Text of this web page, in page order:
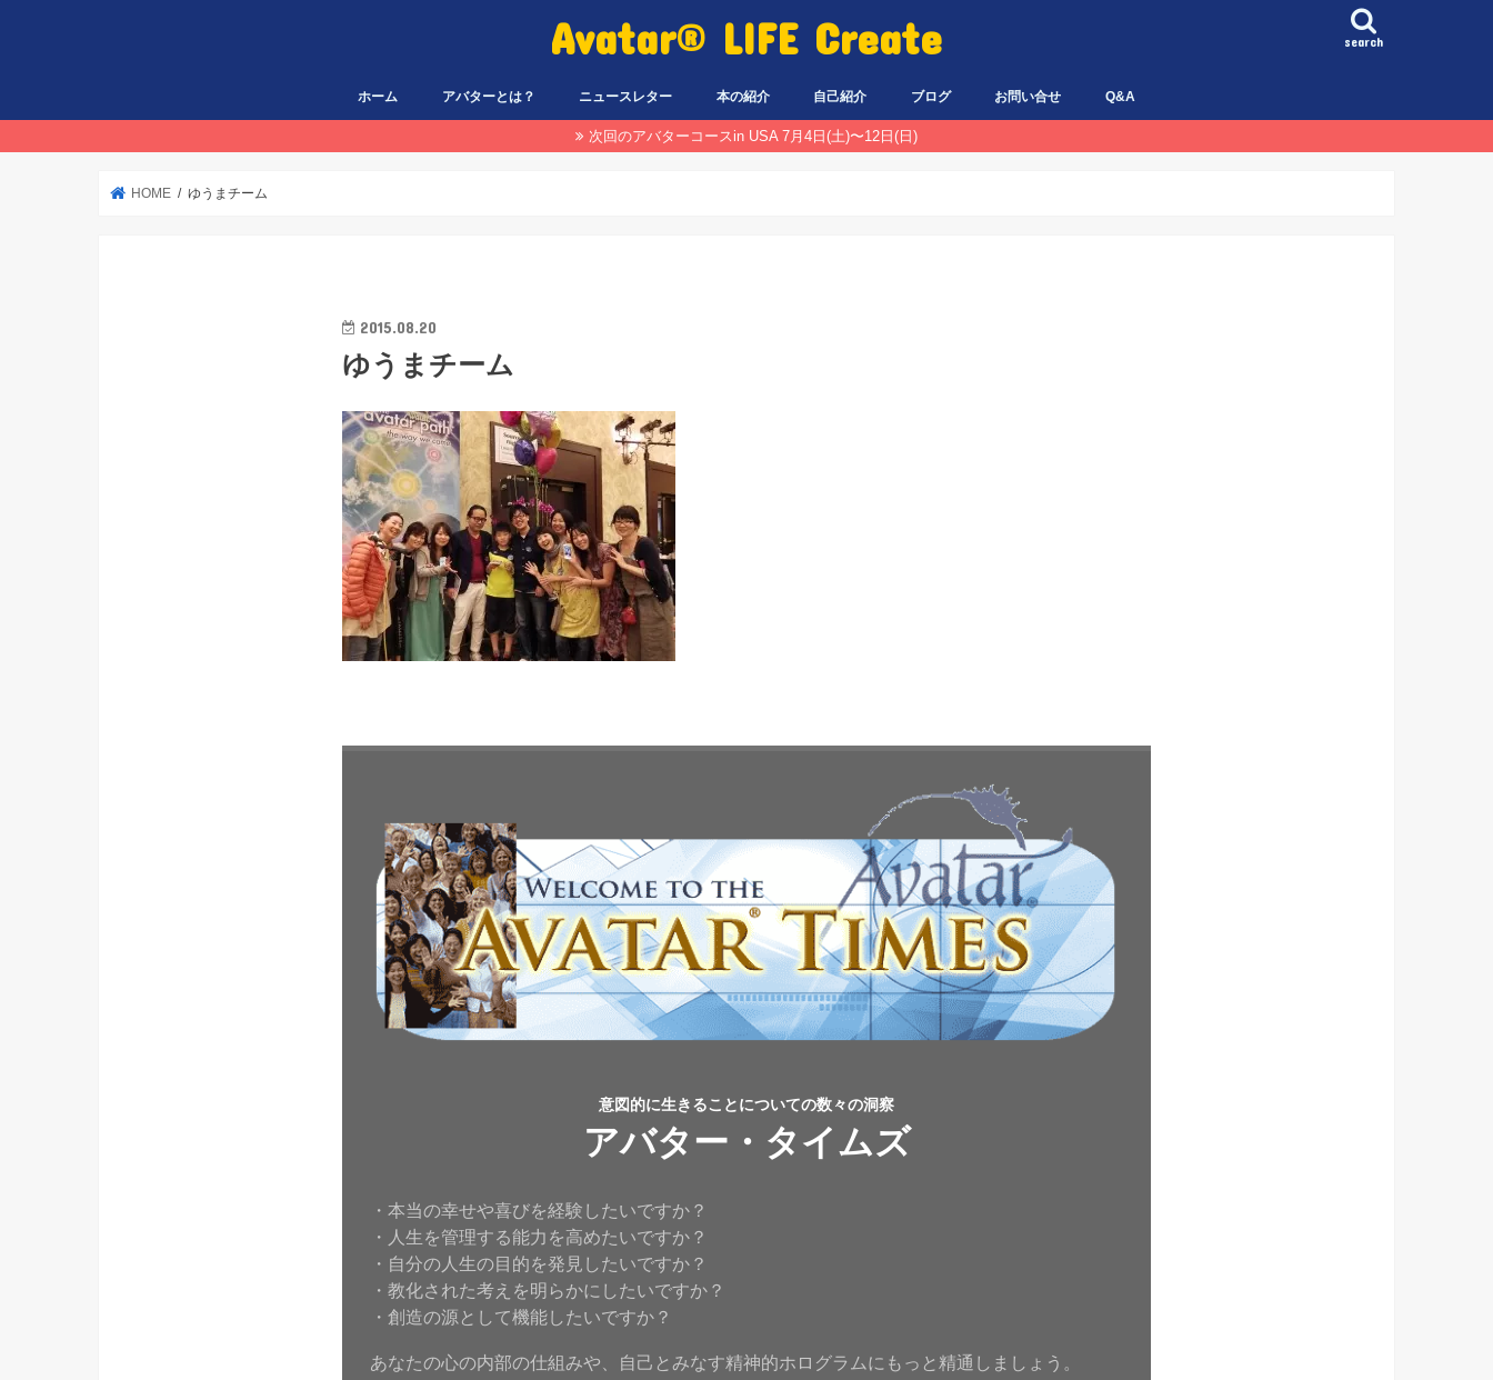
Avatar® LIFE Create search
ホーム アバターとは？ ニュースレター 本の紹介 自己紹介 ブログ お問い合せ Q&A
次回のアバターコースin USA 7月4日(土)〜12日(日)
HOME ゆうまチーム
2015.08.20
ゆうまチーム
意図的に生きることについての数々の洞察
アバター・タイムズ
・本当の幸せや喜びを経験したいですか？
・人生を管理する能力を高めたいですか？
・自分の人生の目的を発見したいですか？
・教化された考えを明らかにしたいですか？
・創造の源として機能したいですか？
あなたの心の内部の仕組みや、自己とみなす精神的ホログラムにもっと精通しましょう。